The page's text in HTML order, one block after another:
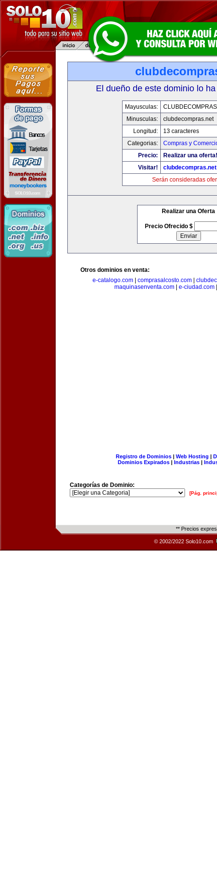
El dueño de este dominio lo
Mayusculas:
Minusculas:
clubdecompras.net
Longitud:
13 caracteres
Categorias:
Compras y
Precio:
Realizar una oferta!
Visitar!
clubdecompras.net
Serán consideradas
Realizar una Oferta
Precio Ofrecido $
Otros dominios en venta:
e-catalogo.com
comprasalcosto.com
maquinasenventa.com| e-ciudad.com
Registro de Dominios| Web Hosting |
Dominios Expirados | Industrias |
Categorías de Dominio:
[Pág.
** Precios
© 2002/2022 Solo10.com